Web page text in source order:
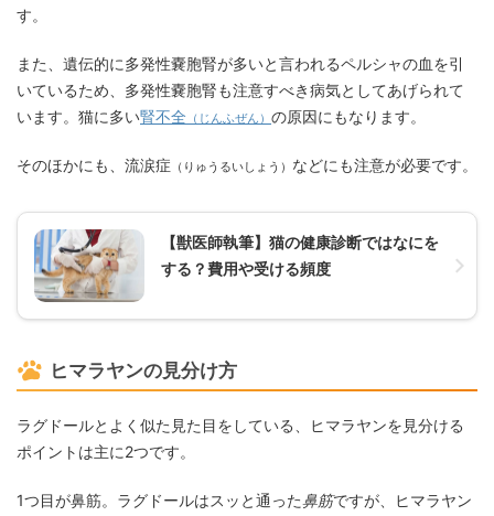
す。
また、遺伝的に多発性嚢胞腎が多いと言われるペルシャの血を引
いているため、多発性嚢胞腎も注意すべき病気としてあげられて
います。猫に多い腎不全 （じんふぜん） の原因にもなります。
そのほかにも、流涙症 （りゅうるいしょう） などにも注意が必要です。
【獣医師執筆】猫の健康診断ではなにを
する？費用や受ける頻度
ヒマラヤンの見分け方
ラグドールとよく似た見た目をしている、ヒマラヤンを見分ける
ポイントは主に2つです。
1つ目が鼻筋。ラグドールはスッと通った鼻筋ですが、ヒマラヤン